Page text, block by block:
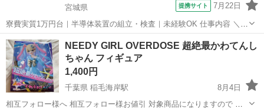
宮城県
提携サイト 7月22日
寮費実質1万円台｜半導体装置の組立・検査｜未経験OK 仕事内容 ＼半
導体製造装置の組立・検査スタッフ／ 大手メーカー工場内で、半導体
をつくるための装置を組み立てる仕事です。 タブレットや図面を確認
しながら、ドライバ...
宮城 その他
NEEDY GIRL OVERDOSE 超絶最かわてんし
ちゃん フィギュア
1,400円
千葉県 稲毛海岸駅
8月4日
相互フォロー様へ 相互フォロー様お値引 対象商品になりますので ご